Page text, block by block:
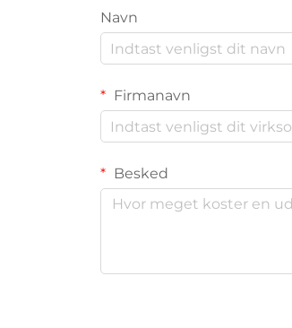
Navn
Firmanavn
Besked